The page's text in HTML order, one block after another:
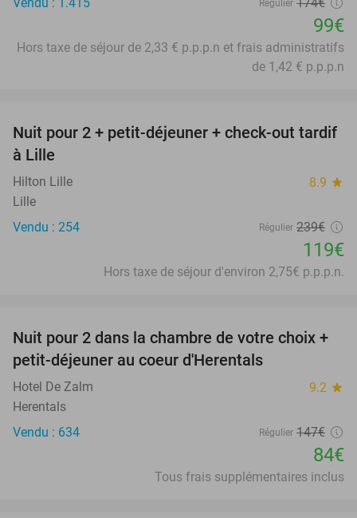
Vendu : 1.415
Régulier 174€
99€
Hors taxe de séjour de 2,33 € p.p.p.n et frais administratifs
de 1,42 € p.p.p.n
50%
Nuit pour 2 + petit-déjeuner + check-out tardif
à Lille
Hilton Lille 8.9 star
Lille
Vendu : 254
Régulier 239€
119€
Hors taxe de séjour d'environ 2,75€ p.p.p.n.
43%
Nuit pour 2 dans la chambre de votre choix +
petit-déjeuner au coeur d'Herentals
Hotel De Zalm 9.2 star
Herentals
Vendu : 634
Régulier 147€
84€
Tous frais supplémentaires inclus